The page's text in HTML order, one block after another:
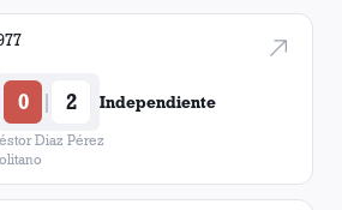
0 | 2 Independiente
Diaz Pérez